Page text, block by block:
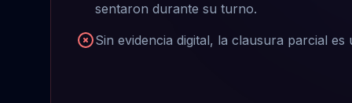
sentaron durante su turno.
Sin evidencia digital, la clausura parcial es